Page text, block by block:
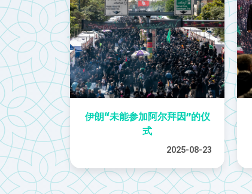
伊朗“未能参加阿尔拜因”的仪
式
2025-08-23